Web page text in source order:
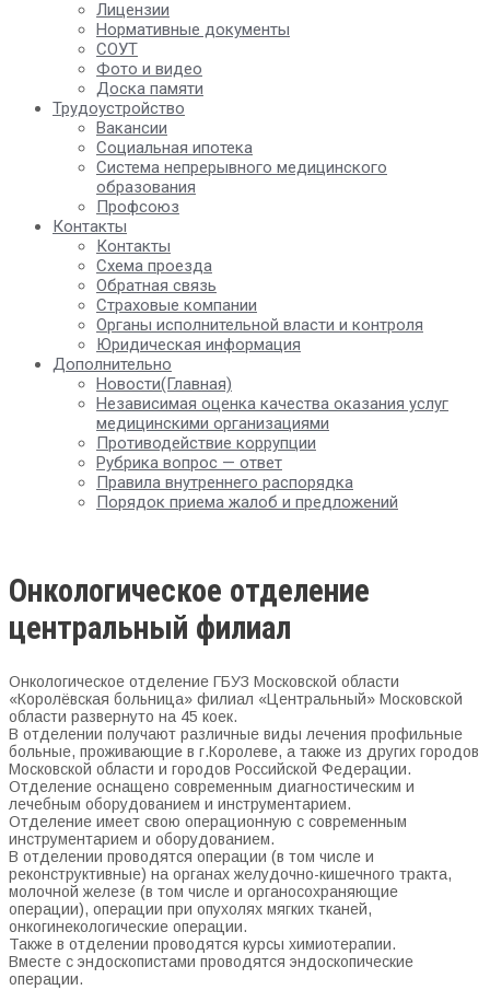
Лицензии
Нормативные документы
СОУТ
Фото и видео
Доска памяти
Трудоустройство
Вакансии
Социальная ипотека
Система непрерывного медицинского
образования
Профсоюз
Контакты
Контакты
Схема проезда
Обратная связь
Страховые компании
Органы исполнительной власти и контроля
Юридическая информация
Дополнительно
Новости(Главная)
Независимая оценка качества оказания услуг
медицинскими организациями
Противодействие коррупции
Рубрика вопрос — ответ
Правила внутреннего распорядка
Порядок приема жалоб и предложений
Онкологическое отделение
центральный филиал
Онкологическое отделение ГБУЗ Московской области
«Королёвская больница» филиал «Центральный» Московской
области развернуто на 45 коек.
В отделении получают различные виды лечения профильные
больные, проживающие в г.Королеве, а также из других городов
Московской области и городов Российской Федерации.
Отделение оснащено современным диагностическим и
лечебным оборудованием и инструментарием.
Отделение имеет свою операционную с современным
инструментарием и оборудованием.
В отделении проводятся операции (в том числе и
реконструктивные) на органах желудочно-кишечного тракта,
молочной железе (в том числе и органосохраняющие
операции), операции при опухолях мягких тканей,
онкогинекологические операции.
Также в отделении проводятся курсы химиотерапии.
Вместе с эндоскопистами проводятся эндоскопические
операции.